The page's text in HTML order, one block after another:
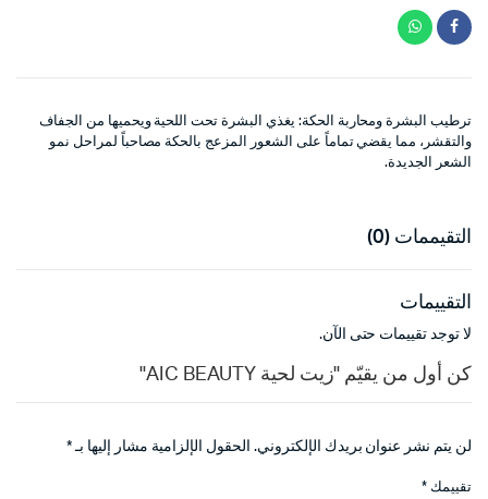
ترطيب البشرة ومحاربة الحكة: يغذي البشرة تحت اللحية ويحميها من الجفاف
والتقشر، مما يقضي تماماً على الشعور المزعج بالحكة مصاحباً لمراحل نمو
الشعر الجديدة.
التقيممات (0)
التقييمات
لا توجد تقييمات حتى الآن.
كن أول من يقيّم "زيت لحية AIC BEAUTY"
لن يتم نشر عنوان بريدك الإلكتروني. الحقول الإلزامية مشار إليها بـ*
تقييمك *